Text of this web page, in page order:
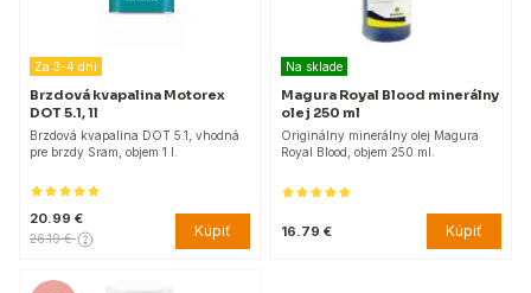
Za 3-4 dni
Brzdová kvapalina Motorex
DOT 5.1, 1l
Brzdová kvapalina DOT 5.1, vhodná
pre brzdy Sram, objem 1 l.
20.99 €
26.19 € Kúpiť
Na sklade
Magura Royal Blood minerálny
olej 250 ml
Originálny minerálny olej Magura
Royal Blood, objem 250 ml.
16.79 € Kúpiť